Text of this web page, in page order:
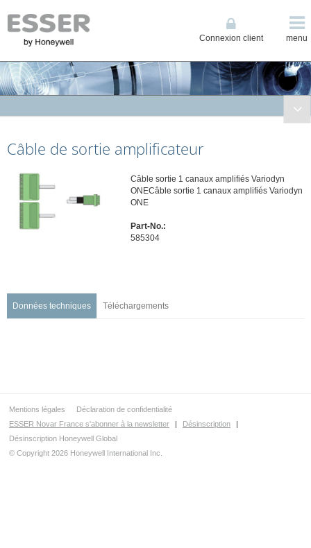
Connexion client menu
Solutions de Sonorisation
VARIODYN® ONE
Matériel central
Amplificateur de puissance
Station d'appel
Accessoires
Câble de sortie amplificateur
Câble sortie 1 canaux amplifiés Variodyn
ONECâble sortie 1 canaux amplifiés Variodyn
ONE
Part-No.:
585304
Données techniques Téléchargements
Mentions légales
Déclaration de confidentialité
ESSER Novar France s'abonner à la newsletter
| Désinscription
|
Désinscription Honeywell Global
© Copyright 2026 Honeywell International Inc.